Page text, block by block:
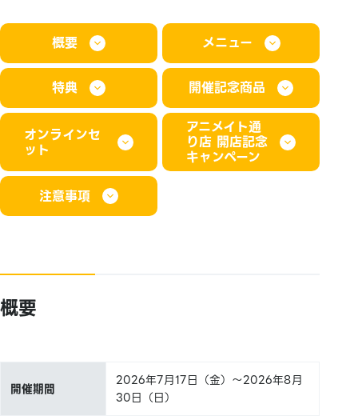
概要 メニュー
特典 開催記念商品
オンラインセ
ット
アニメイト通
り店 開店記念
キャンペーン
注意事項
概要
開催期間
2026年7月17日（金）～2026年8月
30日（日）